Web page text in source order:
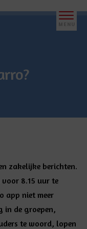
zakelijke berichten.
voor 8.15 uur te
app niet meer
in de groepen,
te woord, lopen